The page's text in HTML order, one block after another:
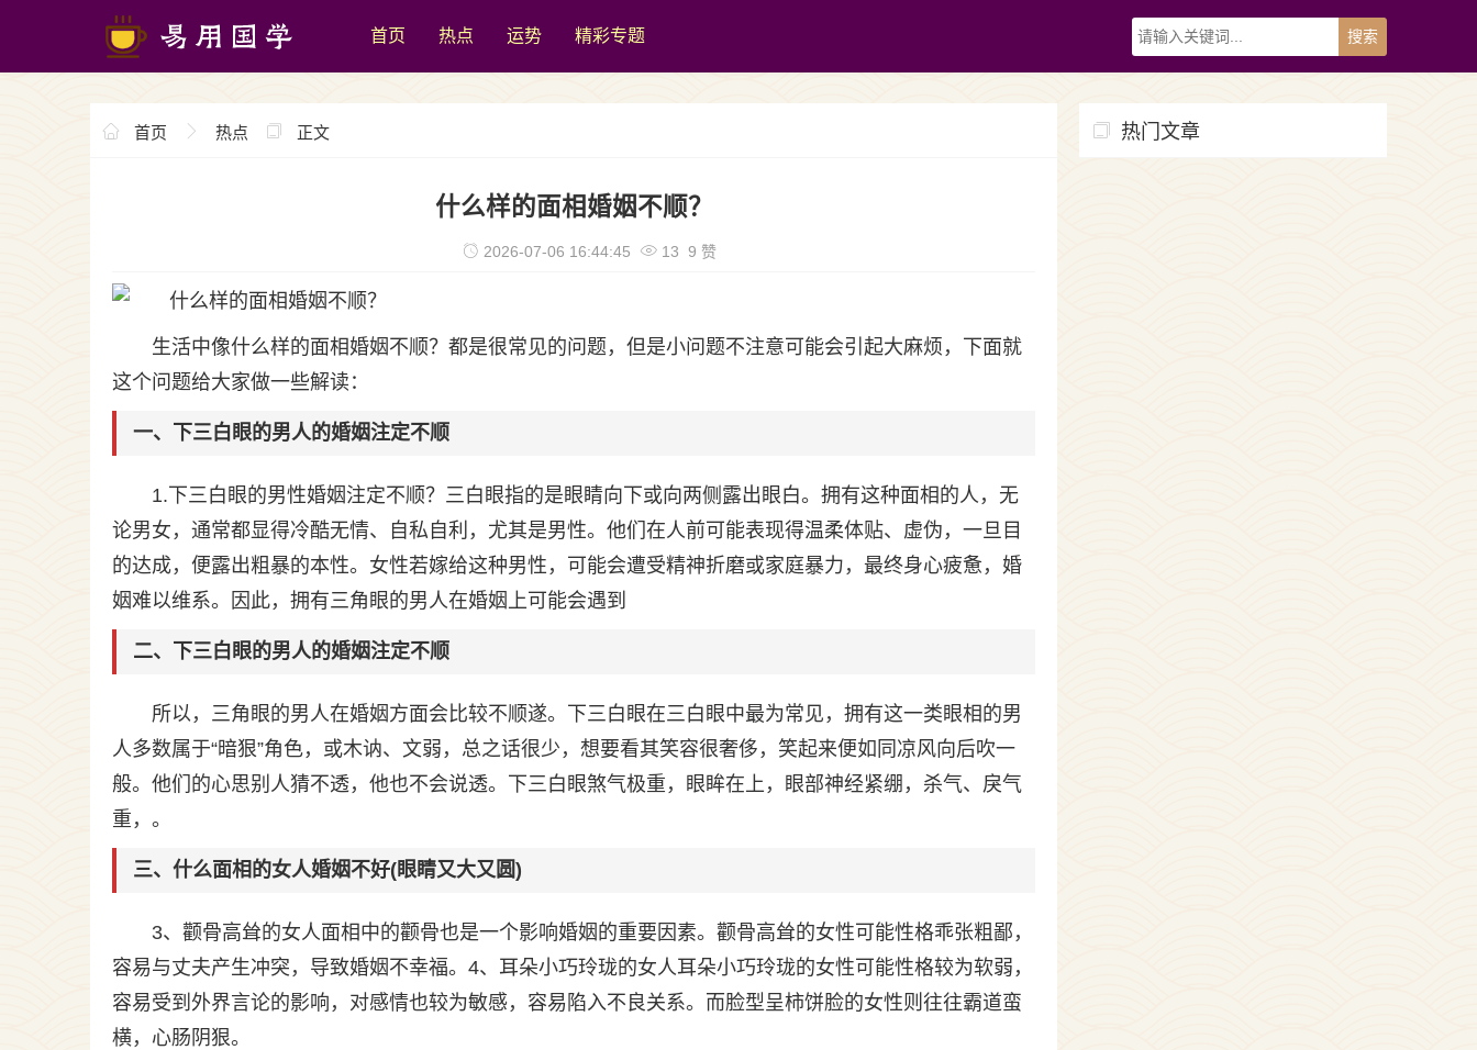
首页 热点 运势 精彩专题
首页 热点 正文
什么样的面相婚姻不顺？
2026-07-06 16:44:45 13 9 赞
生活中像什么样的面相婚姻不顺？都是很常见的问题，但是小问题不注意可能会引起大麻烦，下面就
这个问题给大家做一些解读：
一、下三白眼的男人的婚姻注定不顺
1.下三白眼的男性婚姻注定不顺？三白眼指的是眼睛向下或向两侧露出眼白。拥有这种面相的人，无
论男女，通常都显得冷酷无情、自私自利，尤其是男性。他们在人前可能表现得温柔体贴、虚伪，一旦目
的达成，便露出粗暴的本性。女性若嫁给这种男性，可能会遭受精神折磨或家庭暴力，最终身心疲惫，婚
姻难以维系。因此，拥有三角眼的男人在婚姻上可能会遇到
二、下三白眼的男人的婚姻注定不顺
所以，三角眼的男人在婚姻方面会比较不顺遂。下三白眼在三白眼中最为常见，拥有这一类眼相的男
人多数属于“暗狠”角色，或木讷、文弱，总之话很少，想要看其笑容很奢侈，笑起来便如同凉风向后吹一
般。他们的心思别人猜不透，他也不会说透。下三白眼煞气极重，眼眸在上，眼部神经紧绷，杀气、戾气
重，。
三、什么面相的女人婚姻不好(眼睛又大又圆)
3、颧骨高耸的女人面相中的颧骨也是一个影响婚姻的重要因素。颧骨高耸的女性可能性格乖张粗鄙，
容易与丈夫产生冲突，导致婚姻不幸福。4、耳朵小巧玲珑的女人耳朵小巧玲珑的女性可能性格较为软弱，
容易受到外界言论的影响，对感情也较为敏感，容易陷入不良关系。而脸型呈柿饼脸的女性则往往霸道蛮
横，心肠阴狠。
热门文章